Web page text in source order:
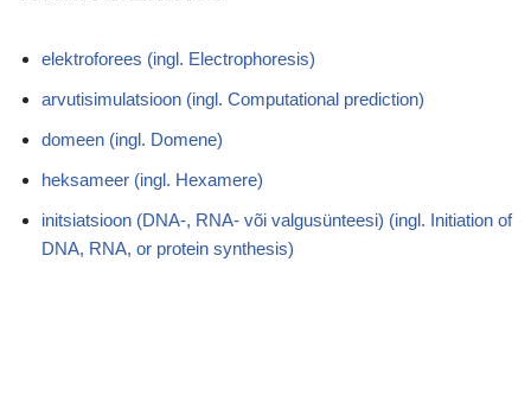
elektroforees (ingl. Electrophoresis)
arvutisimulatsioon (ingl. Computational prediction)
domeen (ingl. Domene)
heksameer (ingl. Hexamere)
initsiatsioon (DNA-, RNA- või valgusünteesi) (ingl. Initiation of
DNA, RNA, or protein synthesis)